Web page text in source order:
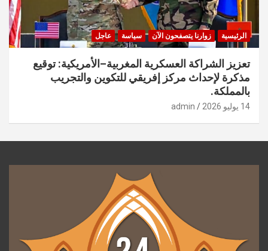
الرئيسية زوارنا يتصفحون الآن سياسة عاجل
تعزيز الشراكة العسكرية المغربية–الأمريكية: توقيع
مذكرة لإحداث مركز إفريقي للتكوين والتجريب
بالمملكة.
14 يوليو 2026 admin